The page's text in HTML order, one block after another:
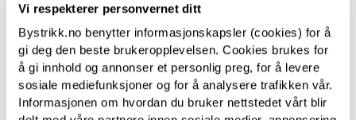
Vi respekterer personvernet ditt
Bystrikk.no benytter informasjonskapsler (cookies) for å
gi deg den beste brukeropplevelsen. Cookies brukes for
å gi innhold og annonser et personlig preg, for å levere
sosiale mediefunksjoner og for å analysere trafikken vår.
Informasjonen om hvordan du bruker nettstedet vårt blir
handlekurven.
Endre farger?Klikk deg inn på fargepalettene og
velg dine favorittfarger.
ANBEFALT FOR DEG